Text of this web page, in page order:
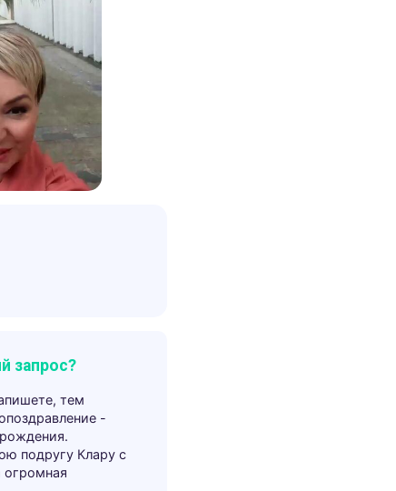
запрос?
тем
-
подругу Клару с